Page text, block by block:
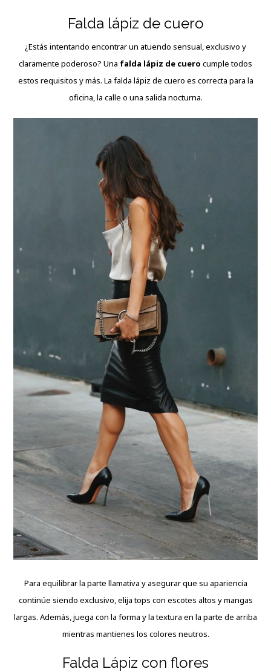
Falda lápiz de cuero
¿Estás intentando encontrar un atuendo sensual, exclusivo y
claramente poderoso? Una falda lápiz de cuero cumple todos
estos requisitos y más. La falda lápiz de cuero es correcta para la
oficina, la calle o una salida nocturna.
Para equilibrar la parte llamativa y asegurar que su apariencia
continúe siendo exclusivo, elija tops con escotes altos y mangas
largas. Además, juega con la forma y la textura en la parte de arriba
mientras mantienes los colores neutros.
Falda Lápiz con flores